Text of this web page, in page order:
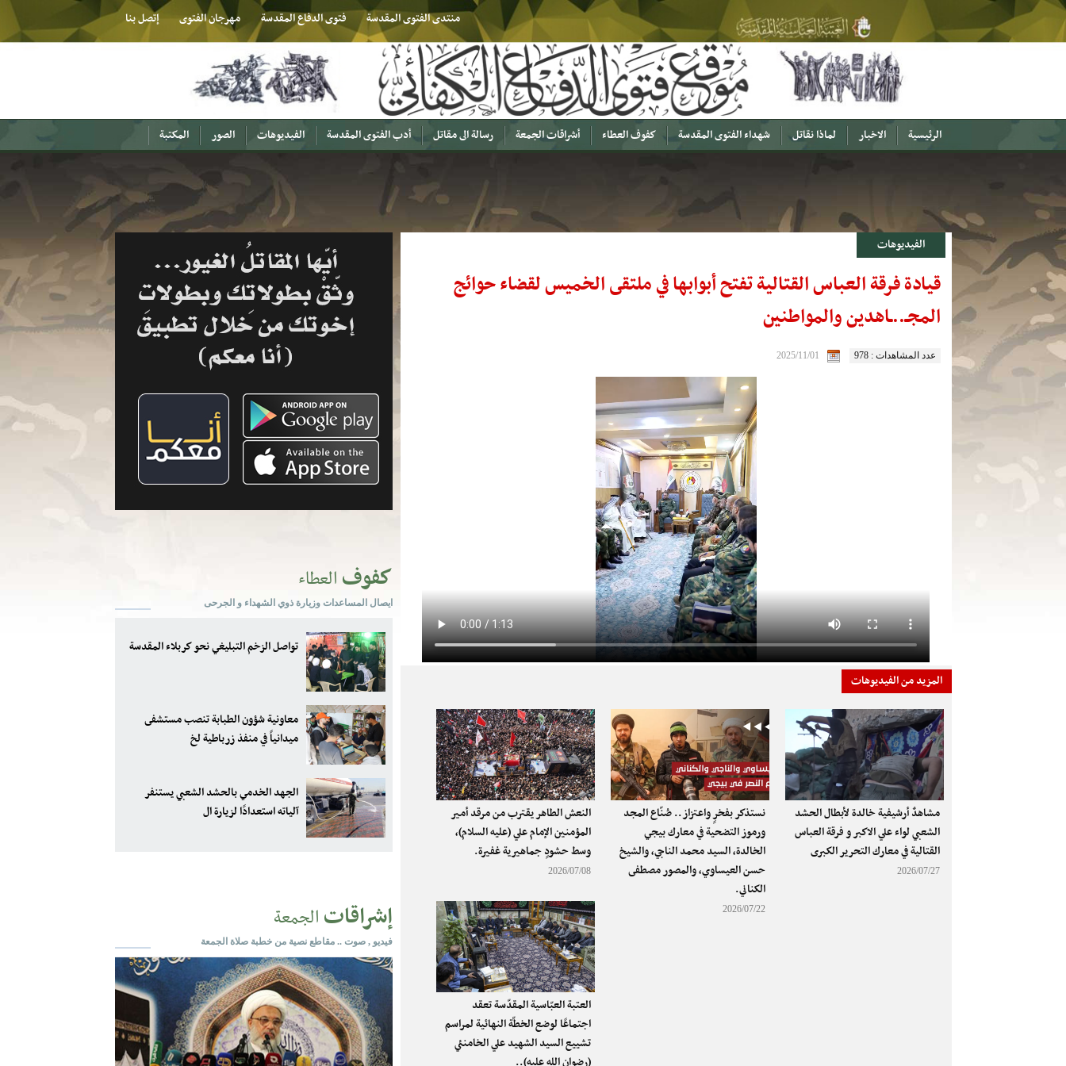
إتصل بنا مهرجان الفتوى فتوى الدفاع المقدسة منتدى الفتوى المقدسة
الرئيسية الاخبار لماذا نقاتل شهداء الفتوى المقدسة كفوف العطاء أشراقات الجمعة رسالة الى مقاتل أدب الفتوى المقدسة الفيديوهات الصور المكتبة
كفوف العطاء
ايصال المساعدات وزيارة ذوي الشهداء و الجرحى
تواصل الزخم التبليغي نحو كربلاء المقدسة
معاونية شؤون الطبابة تنصب مستشفى
ميدانياً في منفذ زرباطية لخ
الجهد الخدمي بالحشد الشعبي يستنفر
آلياته استعدادًا لزيارة ال
إشراقات الجمعة
فيديو , صوت .. مقاطع نصية من خطبة صلاة الجمعة
اليكم يا عظماؤنا
اشكركم جزيل الشكر ولو لاكم لما كنا صامدون حتى الان اقسم لكم ان
نكمل على مسيركم وخطكم الجهادي في سبيل الله للحفاظ على ديننا
الشريف والقران الكريم انتم . . .
الفيديوهات
قيادة فرقة العباس القتالية تفتح أبوابها في ملتقى الخميس لقضاء حوائج
المجـ..ـاهدين والمواطنين
عدد المشاهدات : 978 2025/11/01
المزيد من الفيديوهات
مشاهدٌ أرشيفية خالدة لأبطال الحشد
الشعبي لواء علي الاكبر و فرقة العباس
القتالية في معارك التحرير الكبرى
2026/07/27
نستذكر بفخرٍ واعتزاز.. صُنّاع المجد
ورموز التضحية في معارك بيجي
الخالدة، السيد محمد الناجي، والشيخ
حسن العيساوي، والمصور مصطفى
الكناني.
2026/07/22
النعش الطاهر يقترب من مرقد أمير
المؤمنين الإمام علي (عليه السلام)،
وسط حشودٍ جماهيرية غفيرة.
2026/07/08
العتبة العبّاسية المقدّسة تعقد
اجتماعًا لوضع الخطّة النهائية لمراسم
تشييع السيد الشهيد علي الخامنئي